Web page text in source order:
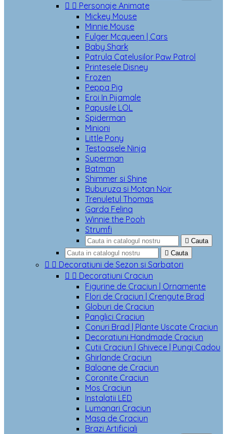
  Personaje Animate
Mickey Mouse
Minnie Mouse
Fulger Mcqueen | Cars
Baby Shark
Patrula Catelusilor Paw Patrol
Printesele Disney
Frozen
Peppa Pig
Eroi In Pijamale
Papusile LOL
Spiderman
Minioni
Little Pony
Testoasele Ninja
Superman
Batman
Shimmer si Shine
Buburuza si Motan Noir
Trenuletul Thomas
Garda Felina
Winnie the Pooh
Strumfi
 Cauta
 Cauta
  Decoratiuni de Sezon si Sarbatori
  Decoratiuni Craciun
Figurine de Craciun | Ornamente
Flori de Craciun | Crengute Brad
Globuri de Craciun
Panglici Craciun
Conuri Brad | Plante Uscate Craciun
Decoratiuni Handmade Craciun
Cutii Craciun | Ghivece | Pungi Cadou
Ghirlande Craciun
Baloane de Craciun
Coronite Craciun
Mos Craciun
Instalatii LED
Lumanari Craciun
Masa de Craciun
Brazi Artificiali